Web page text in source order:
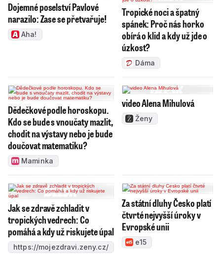
Dojemné poselství Pavlové
narazilo: Zase se přetvařuje!
Aha!
Tropické noci a špatný
spánek: Proč nás horko
obírá o klid a kdy už jde o
úzkost?
Dáma
Dědečkové podle horoskopu.
Kdo se bude s vnoučaty mazlit,
chodit na výstavy nebo je bude
doučovat matematiku?
Maminka
video Alena Mihulová
Ženy
Jak se zdravě zchladit v
tropických vedrech: Co
pomáhá a kdy už riskujete úpal
https://mojezdravi.zeny.cz/
Za státní dluhy Česko platí
čtvrté nejvyšší úroky v
Evropské unii
e15